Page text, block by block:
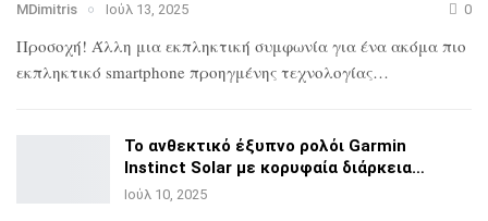
MDimitris Ιούλ 13, 2025 0
Προσοχή! Άλλη μια εκπληκτική συμφωνία για ένα ακόμα πιο
εκπληκτικό smartphone προηγμένης τεχνολογίας…
Το ανθεκτικό έξυπνο ρολόι Garmin
Instinct Solar με κορυφαία διάρκεια…
Ιούλ 10, 2025